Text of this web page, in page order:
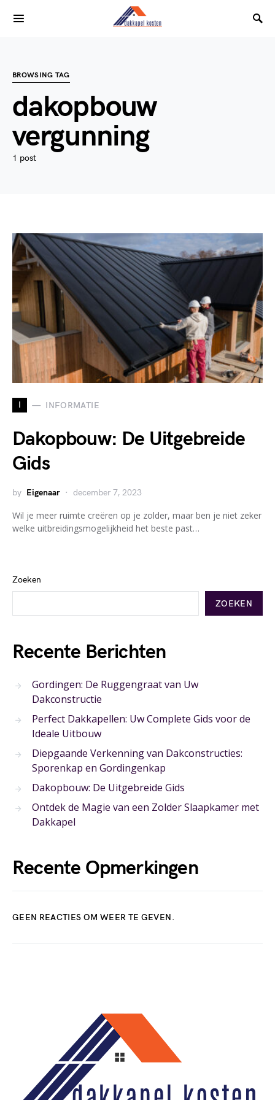
BROWSING TAG
dakopbouw
vergunning
1 post
I INFORMATIE
Dakopbouw: De Uitgebreide
Gids
by Eigenaar december 7, 2023
Wil je meer ruimte creëren op je zolder, maar ben je niet zeker
welke uitbreidingsmogelijkheid het beste past…
Zoeken
ZOEKEN
Recente Berichten
Gordingen: De Ruggengraat van Uw
Dakconstructie
Perfect Dakkapellen: Uw Complete Gids voor de
Ideale Uitbouw
Diepgaande Verkenning van Dakconstructies:
Sporenkap en Gordingenkap
Dakopbouw: De Uitgebreide Gids
Ontdek de Magie van een Zolder Slaapkamer met
Dakkapel
Recente Opmerkingen
GEEN REACTIES OM WEER TE GEVEN.